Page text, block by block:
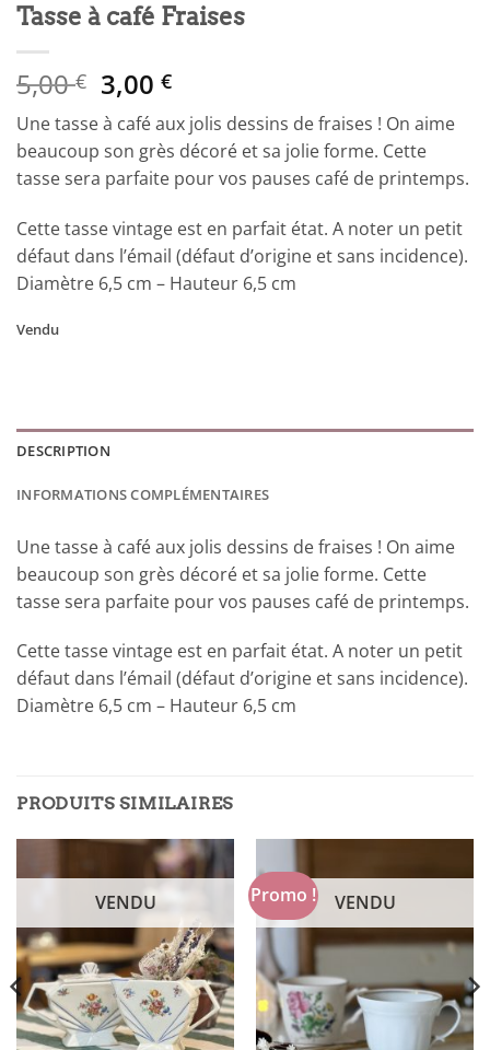
Tasse à café Fraises
5,00€ Le
prix
initial
était :
5,00 €.
3,00€Le
prix
actuel
est :
3,00 €.
Une tasse à café aux jolis dessins de fraises ! On aime
beaucoup son grès décoré et sa jolie forme. Cette
tasse sera parfaite pour vos pauses café de printemps.
Cette tasse vintage est en parfait état. A noter un petit
défaut dans l’émail (défaut d’origine et sans incidence).
Diamètre 6,5 cm – Hauteur 6,5 cm
Vendu
DESCRIPTION
INFORMATIONS COMPLÉMENTAIRES
Une tasse à café aux jolis dessins de fraises ! On aime
beaucoup son grès décoré et sa jolie forme. Cette
tasse sera parfaite pour vos pauses café de printemps.
Cette tasse vintage est en parfait état. A noter un petit
défaut dans l’émail (défaut d’origine et sans incidence).
Diamètre 6,5 cm – Hauteur 6,5 cm
PRODUITS SIMILAIRES
VENDU Promo ! VENDU